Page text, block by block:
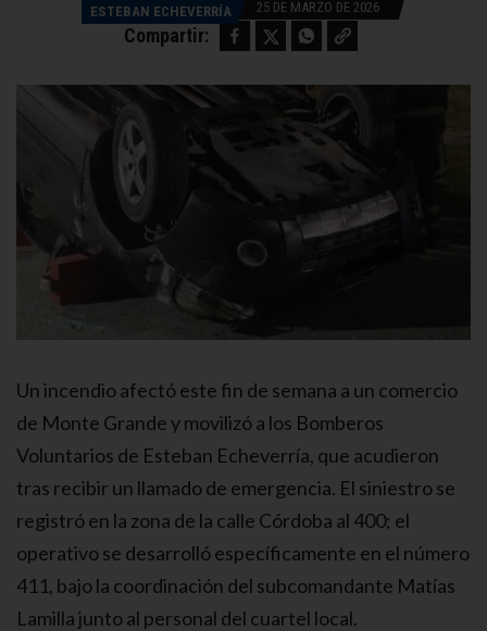
ESTEBAN ECHEVERRÍA 25 DE MARZO DE 2026
Compartir: Facebook Twitter WhatsApp Copy link
Un incendio afectó este fin de semana a un comercio
de Monte Grande y movilizó a los Bomberos
Voluntarios de Esteban Echeverría, que acudieron
tras recibir un llamado de emergencia. El siniestro se
registró en la zona de la calle Córdoba al 400; el
operativo se desarrolló específicamente en el número
411, bajo la coordinación del subcomandante Matías
Lamilla junto al personal del cuartel local.